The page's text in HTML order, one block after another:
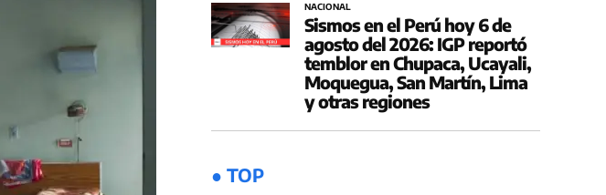
NACIONAL
Sismos en el Perú hoy 6 de
agosto del 2026: IGP reportó
temblor en Chupaca, Ucayali,
Moquegua, San Martín, Lima
y otras regiones
● TOP